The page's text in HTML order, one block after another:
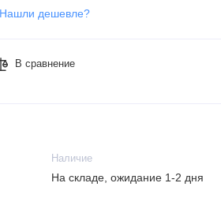
Нашли дешевле?
В сравнение
Наличие
На складе, ожидание 1-2 дня